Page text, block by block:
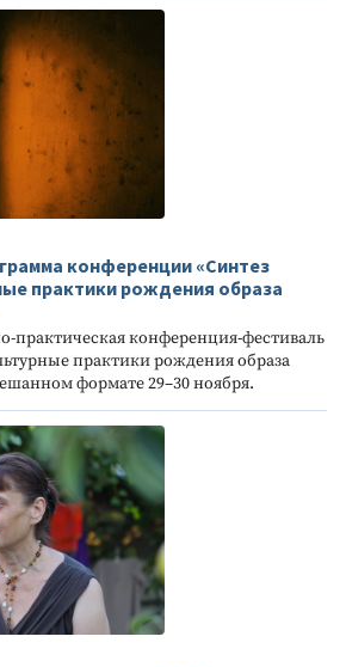
конференции «Синтез
практики рождения образа
практическая конференция-фестиваль
практики рождения образа
формате 29–30 ноября.